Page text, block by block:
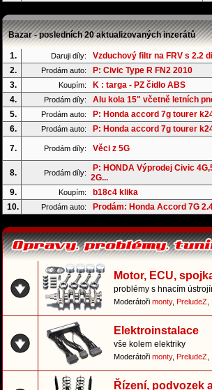
Bazar - posledních 20 aktualizovaných inzerátů
1. Daruji díly: Vzduchový filtr na FRV s 2.2
2. Prodám auto: P: Civic Type R FN2 2010
3. Koupím: K : targa - PZ čidlo ABS
4. Prodám díly: Alu kola 15" včetně letních
5. Prodám auto: P: Honda accord 7g tourer
6. Prodám auto: P: Honda accord 7g tourer
7. Prodám díly: Věci z 5G
8. Prodám díly:
P: HONDA Výprodej Civic
2G...
9. Koupím: b18c4 klika
10. Prodám auto: Prodám: Honda Accord 7G
Motor, ECU,
problémy s hnacím
Moderátoři monty, PreludeZ
Elektroinstalace
vše kolem elektriky
Moderátoři monty, PreludeZ
Řízení, podvozek